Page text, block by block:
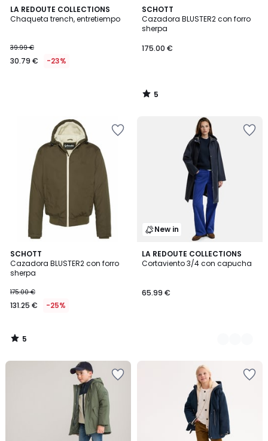
LA REDOUTE COLLECTIONS
Chaqueta trench, entretiempo
39.99 €
30.79 € -23%
SCHOTT
Cazadora BLUSTER2 con forro
sherpa
175.00 €
5
/
5
5
/
SCHOTT
Cazadora BLUSTER2 con forro
sherpa
175.00 €
131.25 € -25%
5
/
5
5
/
New in
LA REDOUTE COLLECTIONS
Cortaviento 3/4 con capucha
65.99 €
3
Colores